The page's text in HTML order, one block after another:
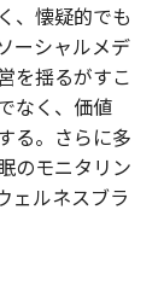
、懐疑的でも
ーシャルメデ
を揺るがすこ
なく、価値
る。さらに多
のモニタリン
ェルネスブラ